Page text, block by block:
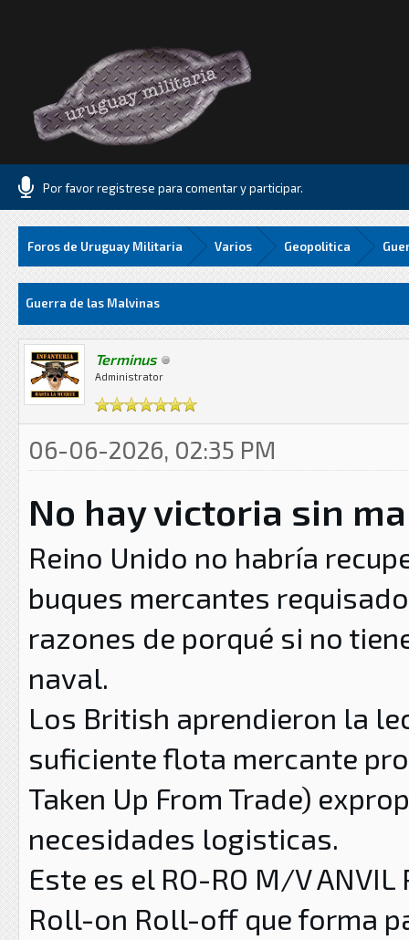
Por favor registrese para comentar y participar.
Foros de Uruguay Militaria Varios Geopolitica
Guerra de las Malvinas
Terminus
Administrator
06-06-2026, 02:35 PM
No hay victoria sin
Reino Unido no habría
buques mercantes
razones de porqué si no
naval.
Los British aprendieron la
suficiente flota mercante
Taken Up From Trade)
necesidades logisticas.
Este es el RO-RO M/V ANVIL
Roll-on Roll-off que forma